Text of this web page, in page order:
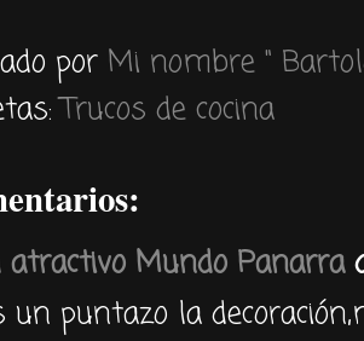
por Mi nombre "
Trucos de cocina
atractivo Mundo Panarra
un puntazo la